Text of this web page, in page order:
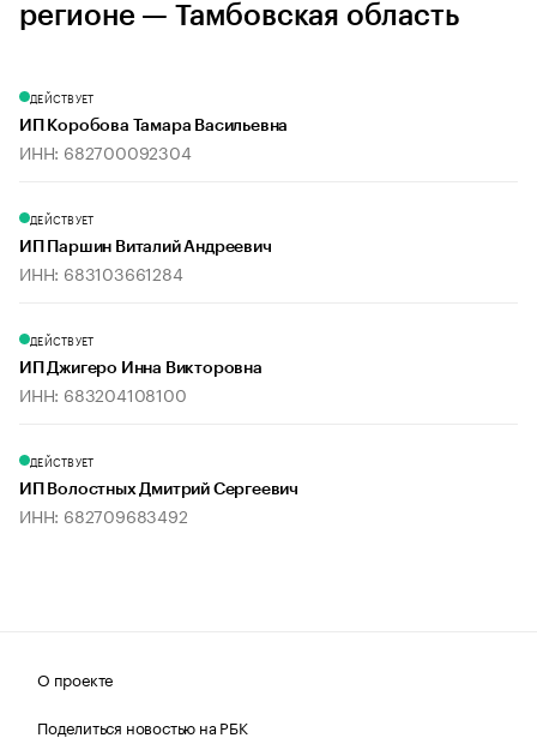
регионе — Тамбовская область
ДЕЙСТВУЕТ
ИП Коробова Тамара Васильевна
ИНН: 682700092304
ДЕЙСТВУЕТ
ИП Паршин Виталий Андреевич
ИНН: 683103661284
ДЕЙСТВУЕТ
ИП Джигеро Инна Викторовна
ИНН: 683204108100
ДЕЙСТВУЕТ
ИП Волостных Дмитрий Сергеевич
ИНН: 682709683492
О проекте
Поделиться новостью на РБК